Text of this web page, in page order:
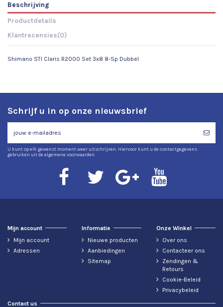
Beschrijving
Productdetails
Klantrecensies(0)
Shimano STI Claris R2000 Set 3x8 8-Sp Dubbel
Schrijf u in op onze nieuwsbrief
U kunt op elk gewenst moment weer uitschrijven. Hiervoor kunt u de contactgegevens
gebruiken uit de algemene voorwaarden.
Mijn account
Mijn account
Adressen
Informatie
Nieuwe producten
Aanbiedingen
Sitemap
Onze Winkel
Over ons
Contacteer ons
Zendingen &
Retours
Cookie-Beleid
Privacybeleid
Contact us